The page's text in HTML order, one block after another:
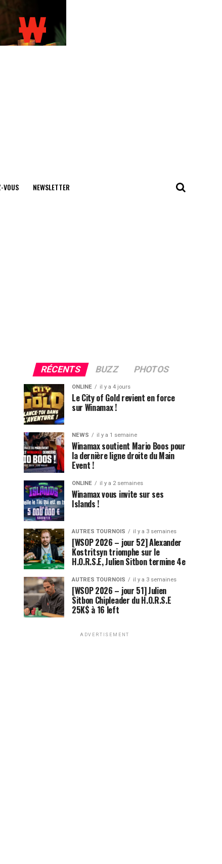
VOUS NEWSLETTER
RÉCENTS BUZZ PHOTOS
ONLINE il y a 4 jours
Le City of Gold revient en force
sur Winamax !
NEWS il y a 1 semaine
Winamax soutient Mario Boos pour
la dernière ligne droite du Main
Event !
ONLINE il y a 2 semaines
Winamax vous invite sur ses
Islands !
AUTRES TOURNOIS il y a 3 semaines
[WSOP 2026 – jour 52] Alexander
Kostritsyn triomphe sur le
H.O.R.S.E, Julien Sitbon termine 4e
AUTRES TOURNOIS il y a 3 semaines
[WSOP 2026 – jour 51] Julien
Sitbon Chipleader du H.O.R.S.E
25K$ à 16 left
ADVERTISEMENT